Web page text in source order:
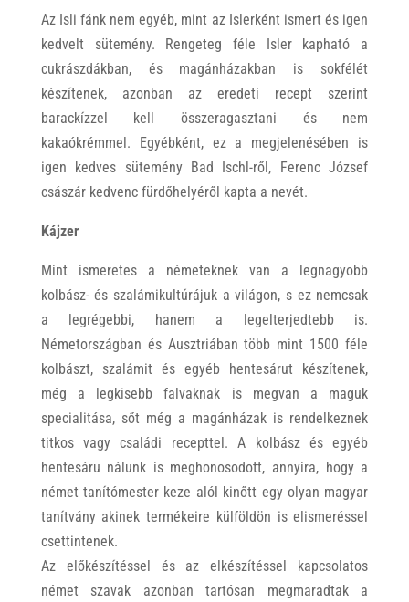
Az Isli fánk nem egyéb, mint az Islerként ismert és igen
kedvelt sütemény. Rengeteg féle Isler kapható a
cukrászdákban, és magánházakban is sokfélét
készítenek, azonban az eredeti recept szerint
barackízzel kell összeragasztani és nem
kakaókrémmel. Egyébként, ez a megjelenésében is
igen kedves sütemény Bad Ischl-ről, Ferenc József
császár kedvenc fürdőhelyéről kapta a nevét.
Kájzer
Mint ismeretes a németeknek van a legnagyobb
kolbász- és szalámikultúrájuk a világon, s ez nemcsak
a legrégebbi, hanem a legelterjedtebb is.
Németországban és Ausztriában több mint 1500 féle
kolbászt, szalámit és egyéb hentesárut készítenek,
még a legkisebb falvaknak is megvan a maguk
specialitása, sőt még a magánházak is rendelkeznek
titkos vagy családi recepttel. A kolbász és egyéb
hentesáru nálunk is meghonosodott, annyira, hogy a
német tanítómester keze alól kinőtt egy olyan magyar
tanítvány akinek termékeire külföldön is elismeréssel
csettintenek.
Az előkészítéssel és az elkészítéssel kapcsolatos
német szavak azonban tartósan megmaradtak a